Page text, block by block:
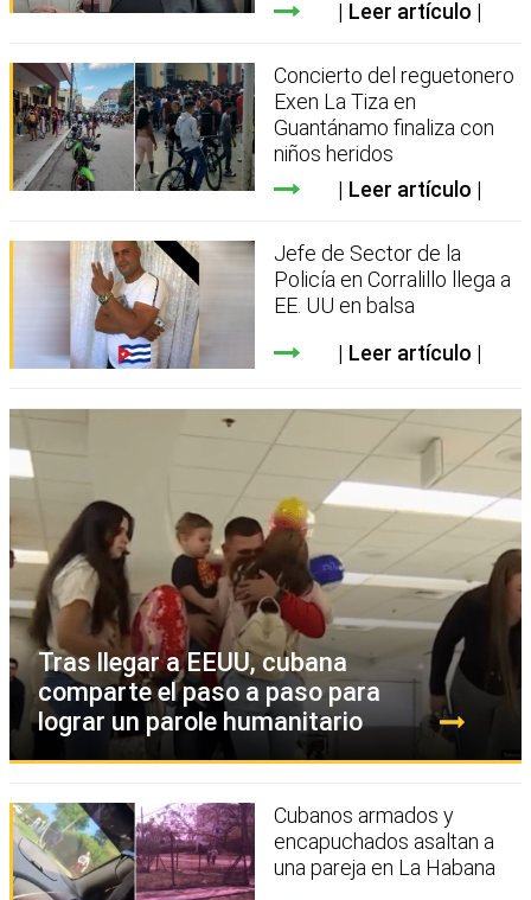
Leer artículo
Concierto del reguetonero
Exen La Tiza en
Guantánamo finaliza con
niños heridos
Leer artículo
Jefe de Sector de la
Policía en Corralillo llega a
EE. UU en balsa
Leer artículo
Tras llegar a EEUU, cubana
comparte el paso a paso para
lograr un parole humanitario
Cubanos armados y
encapuchados asaltan a
una pareja en La Habana